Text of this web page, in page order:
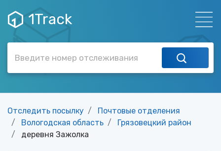
1Track
Отследить посылку
Почтовые отделения
Вологодская область
Грязовецкий район
деревня Зажолка